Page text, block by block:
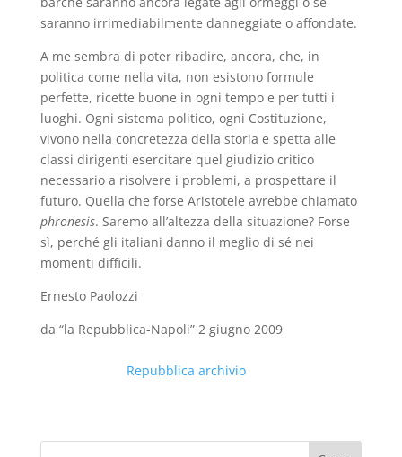
saranno irrimediabilmente danneggiate o affondate.
A me sembra di poter ribadire, ancora, che, in
politica come nella vita, non esistono formule
perfette, ricette buone in ogni tempo e per tutti i
luoghi. Ogni sistema politico, ogni Costituzione,
vivono nella concretezza della storia e spetta alle
classi dirigenti esercitare quel giudizio critico
necessario a risolvere i problemi, a prospettare il
futuro. Quella che forse Aristotele avrebbe chiamato
phronesis. Saremo all’altezza della situazione? Forse
sì, perché gli italiani danno il meglio di sé nei
momenti difficili.
Ernesto Paolozzi
da “la Repubblica-Napoli” 2 giugno 2009
Repubblica archivio